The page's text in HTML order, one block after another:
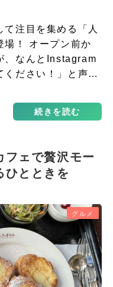
て注目を集める「人
場！ オープン前か
、なんとInstagram
ください！」と声…
続きを読む
フェで贅沢モー
ひとときを
グルメ